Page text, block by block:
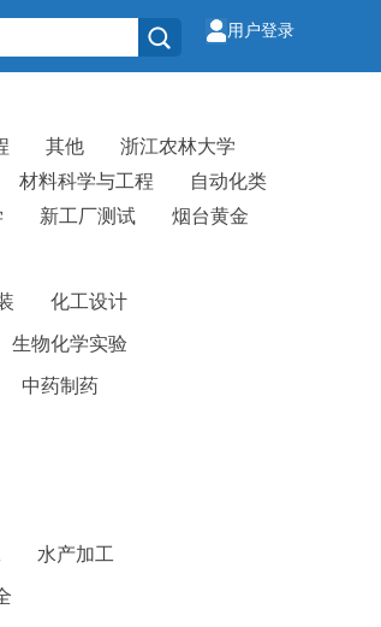
用户登录
其他
浙江农林大学
材料科学与工程
自动化类
新工厂测试
烟台黄金
化工设计
生物化学实验
中药制药
水产加工